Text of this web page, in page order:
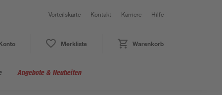
Vorteilskarte Kontakt Karriere Hilfe
Merkliste Warenkorb
Angebote & Neuheiten